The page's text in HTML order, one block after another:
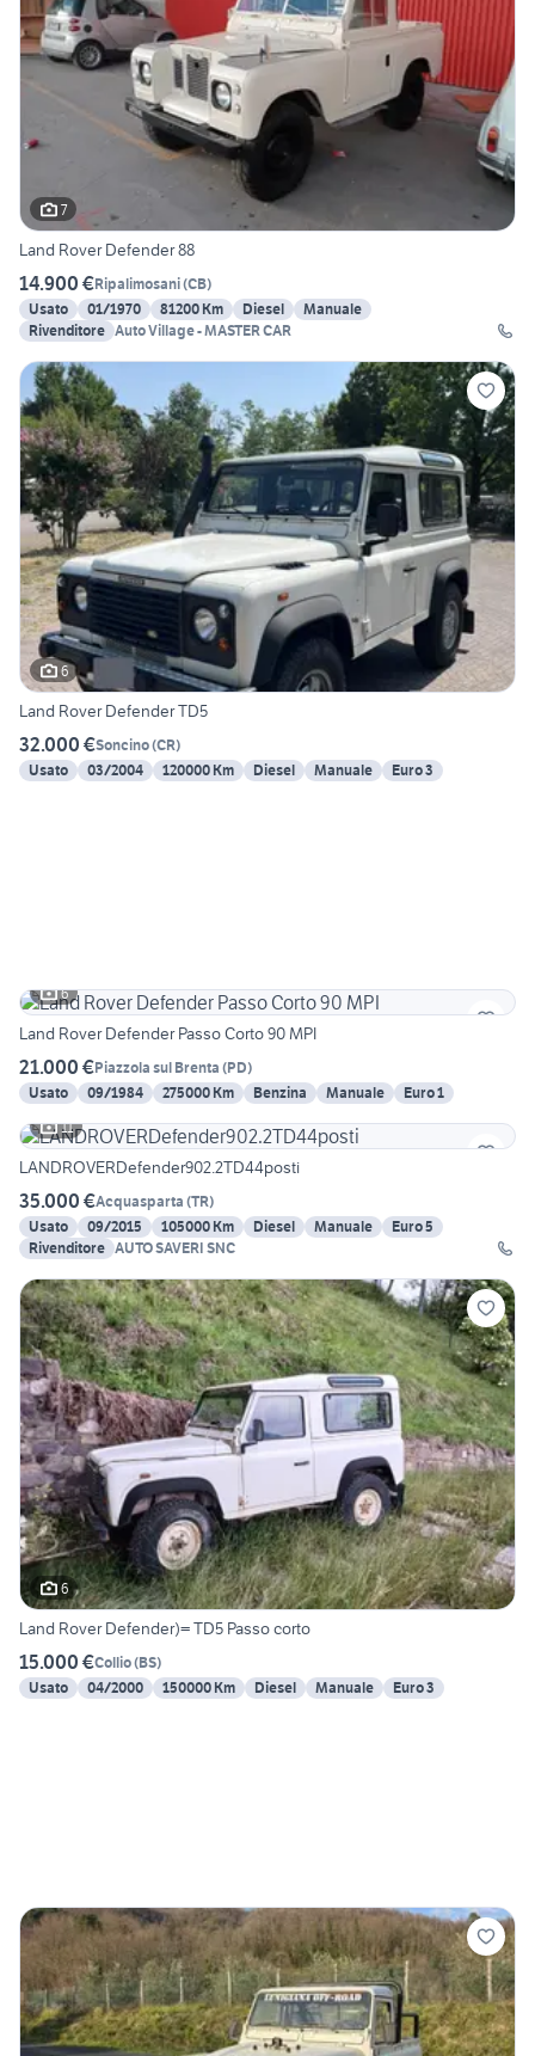
7
Land Rover Defender 88
14.900 €Ripalimosani(CB)
Usato
01/1970 81200 Km Diesel
Manuale
Rivenditore Auto Village - MASTER CAR
6
Land Rover Defender TD5
32.000 €Soncino(CR)
Usato
03/2004 120000 Km Diesel Manuale Euro 3
6
Land Rover Defender Passo Corto 90 MPI
21.000 €Piazzola sul Brenta (PD)
Usato
09/1984 275000 Km Benzina Manuale
Euro 1
11
LANDROVERDefender902.2TD44posti
35.000 €Acquasparta (TR)
Usato
09/2015 105000 Km Diesel Manuale
Euro 5
Rivenditore AUTO SAVERI SNC
6
Land Rover Defender)= TD5 Passo corto
15.000 €Collio(BS)
Usato
04/2000 150000 Km Diesel Manuale Euro 3